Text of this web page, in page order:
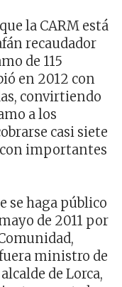
la CARM está
recaudador
de 115
en 2012 con
convirtiendo
a los
casi siete
con importantes
se haga público
de 2011 por
ministro de
de Lorca,